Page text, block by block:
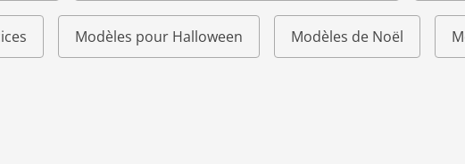
Modèles pour Halloween Modèles de Noël